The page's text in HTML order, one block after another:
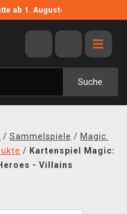
ab 1. August›
Suche
/ Sammelspiele / Magic:
/ Kartenspiel Magic:
- Villains